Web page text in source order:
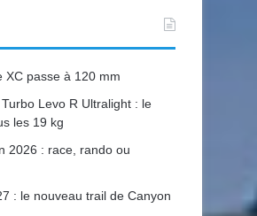
XC passe à 120 mm
Levo R Ultralight : le
les 19 kg
2026 : race, rando ou
: le nouveau trail de Canyon